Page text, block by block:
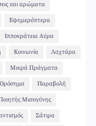
και αρώματα
Εφημερόπτερα
Ιπποκράτεια Αύρα
Κοινωνία Λαχτάρα
Μικρά Πράγματα
Ορόσημα Παραβολή
Μισογύνης
Σάτιρα